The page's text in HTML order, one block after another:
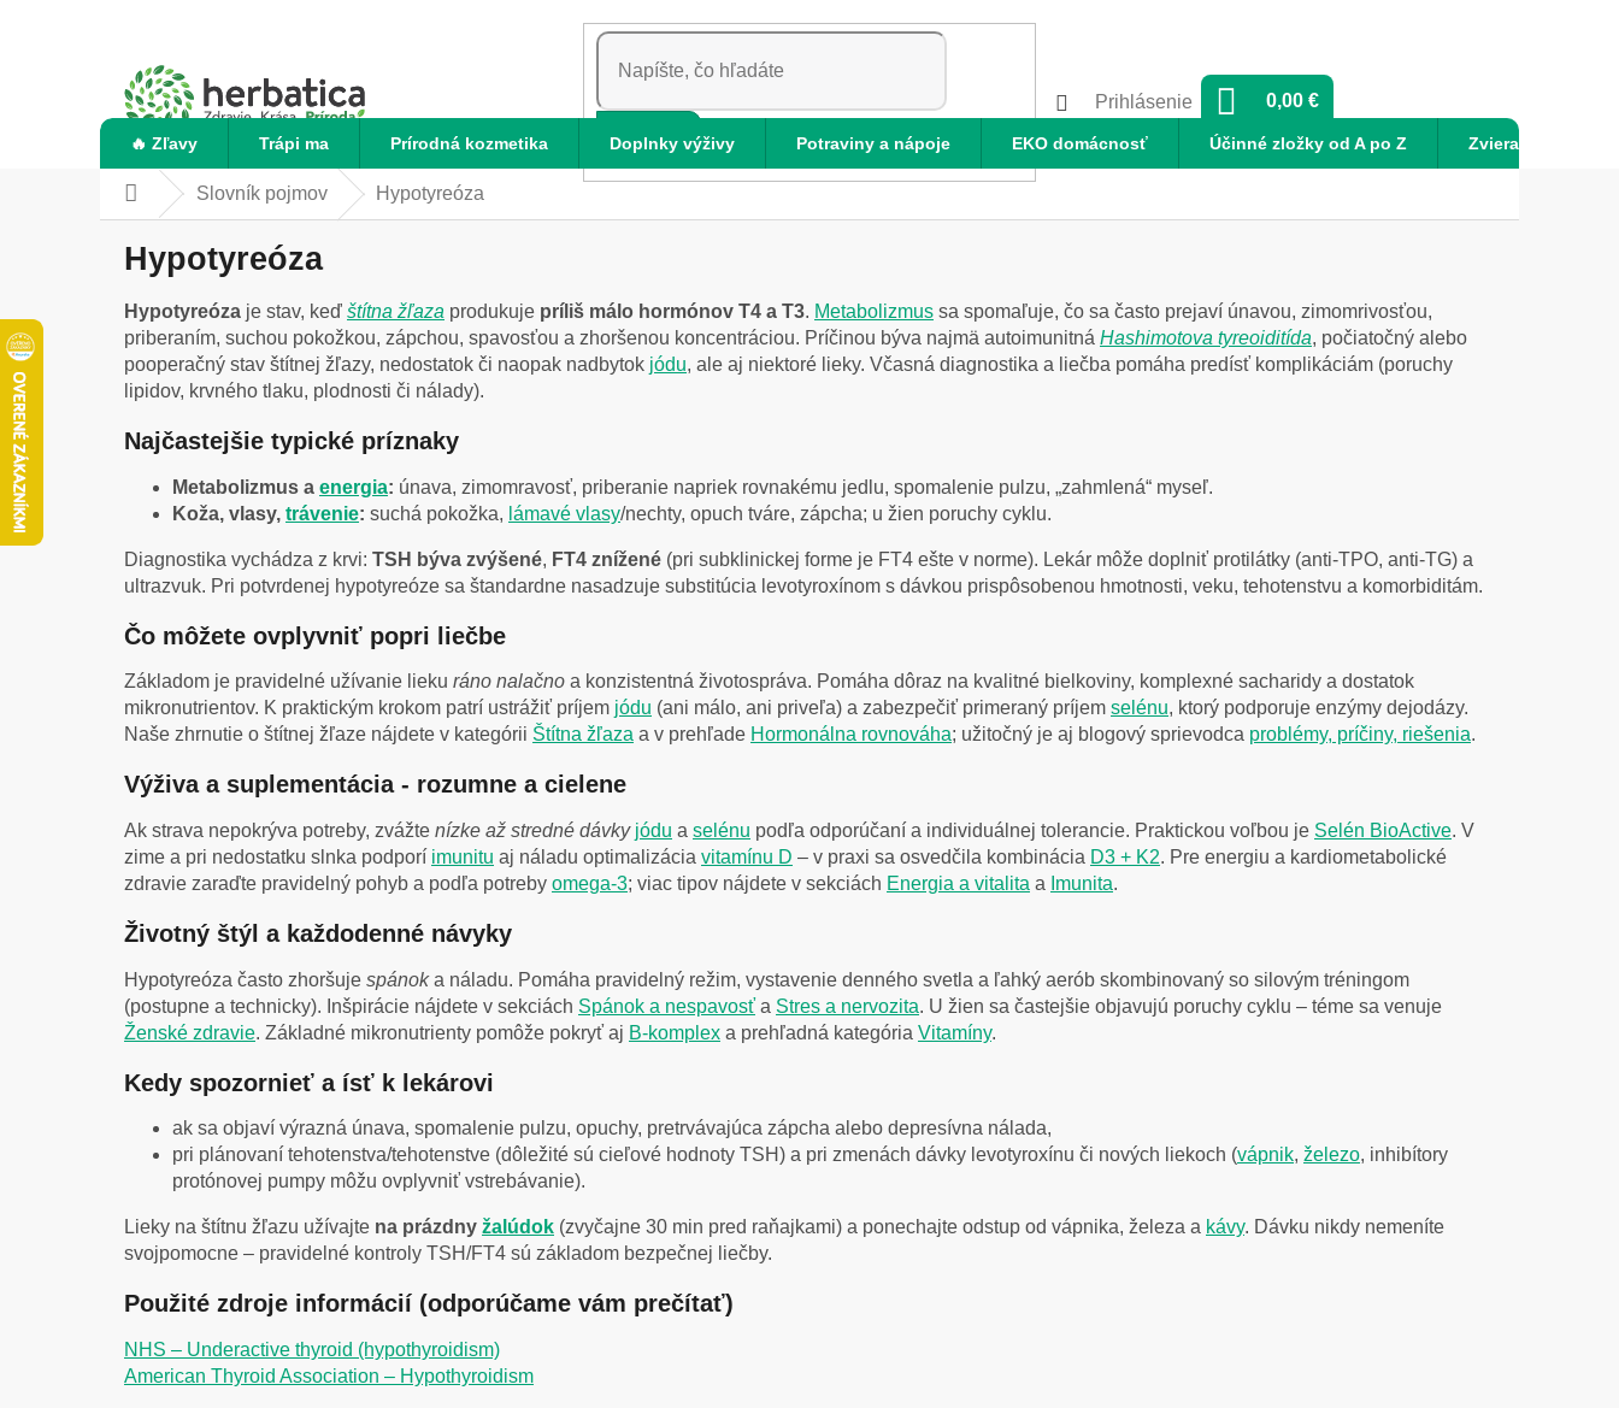
HĽADAŤ
Prihlásenie
NÁKUPNÝ
0,00 €
🔥 Zľavy Trápi ma Prírodná kozmetika Doplnky výživy Potraviny a nápoje EKO domácnosť Účinné zložky od A po Z Zvieratá
DomovSlovník pojmov Hypotyreóza
Hypotyreóza
Hypotyreóza je stav, keď štítna žľaza produkuje príliš málo hormónov T4 a T3. Metabolizmus sa spomaľuje, čo sa často prejaví únavou, zimomrivosťou,
priberaním, suchou pokožkou, zápchou, spavosťou a zhoršenou koncentráciou. Príčinou býva najmä autoimunitná Hashimotova tyreoiditída, počiatočný alebo
pooperačný stav štítnej žľazy, nedostatok či naopak nadbytok jódu, ale aj niektoré lieky. Včasná diagnostika a liečba pomáha predísť komplikáciám (poruchy
lipidov, krvného tlaku, plodnosti či nálady).
Najčastejšie typické príznaky
Metabolizmus a energia: únava, zimomravosť, priberanie napriek rovnakému jedlu, spomalenie pulzu, „zahmlená“ myseľ.
Koža, vlasy, trávenie: suchá pokožka, lámavé vlasy/nechty, opuch tváre, zápcha; u žien poruchy cyklu.
Diagnostika vychádza z krvi: TSH býva zvýšené, FT4 znížené (pri subklinickej forme je FT4 ešte v norme). Lekár môže doplniť protilátky (anti-TPO, anti-TG) a
ultrazvuk. Pri potvrdenej hypotyreóze sa štandardne nasadzuje substitúcia levotyroxínom s dávkou prispôsobenou hmotnosti, veku, tehotenstvu a komorbiditám.
Čo môžete ovplyvniť popri liečbe
Základom je pravidelné užívanie lieku ráno nalačno a konzistentná životospráva. Pomáha dôraz na kvalitné bielkoviny, komplexné sacharidy a dostatok
mikronutrientov. K praktickým krokom patrí ustrážiť príjem jódu (ani málo, ani priveľa) a zabezpečiť primeraný príjem selénu, ktorý podporuje enzýmy dejodázy.
Naše zhrnutie o štítnej žľaze nájdete v kategórii Štítna žľaza a v prehľade Hormonálna rovnováha; užitočný je aj blogový sprievodca problémy, príčiny, riešenia.
Výživa a suplementácia - rozumne a cielene
Ak strava nepokrýva potreby, zvážte nízke až stredné dávky jódu a selénu podľa odporúčaní a individuálnej tolerancie. Praktickou voľbou je Selén BioActive. V
zime a pri nedostatku slnka podporí imunitu aj náladu optimalizácia vitamínu D – v praxi sa osvedčila kombinácia D3 + K2. Pre energiu a kardiometabolické
zdravie zaraďte pravidelný pohyb a podľa potreby omega-3; viac tipov nájdete v sekciách Energia a vitalita a Imunita.
Životný štýl a každodenné návyky
Hypotyreóza často zhoršuje spánoka náladu. Pomáha pravidelný režim, vystavenie denného svetla a ľahký aerób skombinovaný so silovým tréningom
(postupne a technicky). Inšpirácie nájdete v sekciách Spánok a nespavosť a Stres a nervozita. U žien sa častejšie objavujú poruchy cyklu – téme sa venuje
Ženské zdravie. Základné mikronutrienty pomôže pokryť aj B-komplex a prehľadná kategória Vitamíny.
Kedy spozornieť a ísť k lekárovi
ak sa objaví výrazná únava, spomalenie pulzu, opuchy, pretrvávajúca zápcha alebo depresívna nálada,
pri plánovaní tehotenstva/tehotenstve (dôležité sú cieľové hodnoty TSH) a pri zmenách dávky levotyroxínu či nových liekoch (vápnik, železo, inhibítory
protónovej pumpy môžu ovplyvniť vstrebávanie).
Lieky na štítnu žľazu užívajte na prázdny žalúdok (zvyčajne 30 min pred raňajkami) a ponechajte odstup od vápnika, železa a kávy. Dávku nikdy nemeníte
svojpomocne – pravidelné kontroly TSH/FT4 sú základom bezpečnej liečby.
Použité zdroje informácií (odporúčame vám prečítať)
NHS – Underactive thyroid (hypothyroidism)
American Thyroid Association – Hypothyroidism